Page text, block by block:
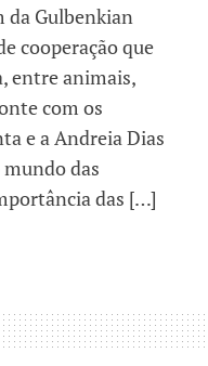
da Gulbenkian
cooperação que
entre animais,
com os
e a Andreia Dias
das
das […]